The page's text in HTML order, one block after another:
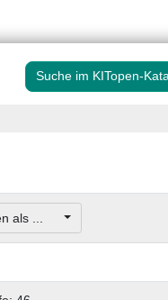
Suche im KITopen-
als ...